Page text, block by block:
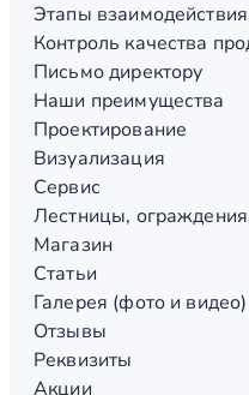
Этапы
Контроль качества
Письмо директору
Наши преимущества
Проектирование
Визуализация
Сервис
Лестницы,
Магазин
Статьи
Галерея (фото и видео)
Отзывы
Реквизиты
Акции